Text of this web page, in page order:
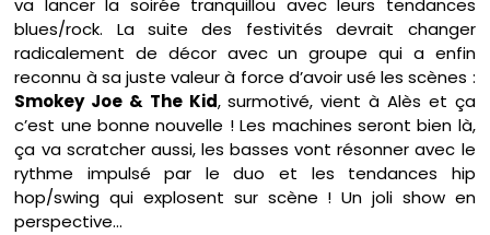
va lancer la soirée tranquillou avec leurs tendances
blues/rock. La suite des festivités devrait changer
radicalement de décor avec un groupe qui a enfin
reconnu à sa juste valeur à force d’avoir usé les scènes :
Smokey Joe & The Kid, surmotivé, vient à Alès et ça
c’est une bonne nouvelle ! Les machines seront bien là,
ça va scratcher aussi, les basses vont résonner avec le
rythme impulsé par le duo et les tendances hip
hop/swing qui explosent sur scène ! Un joli show en
perspective…